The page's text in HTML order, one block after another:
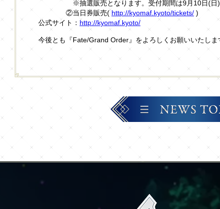
※抽選販売となります。受付期間は9月10日(日
②当日券販売(http://kyomaf.kyoto/tickets/ )
公式サイト： http://kyomaf.kyoto/
今後とも『Fate/Grand Order』をよろしくお願いいたしま